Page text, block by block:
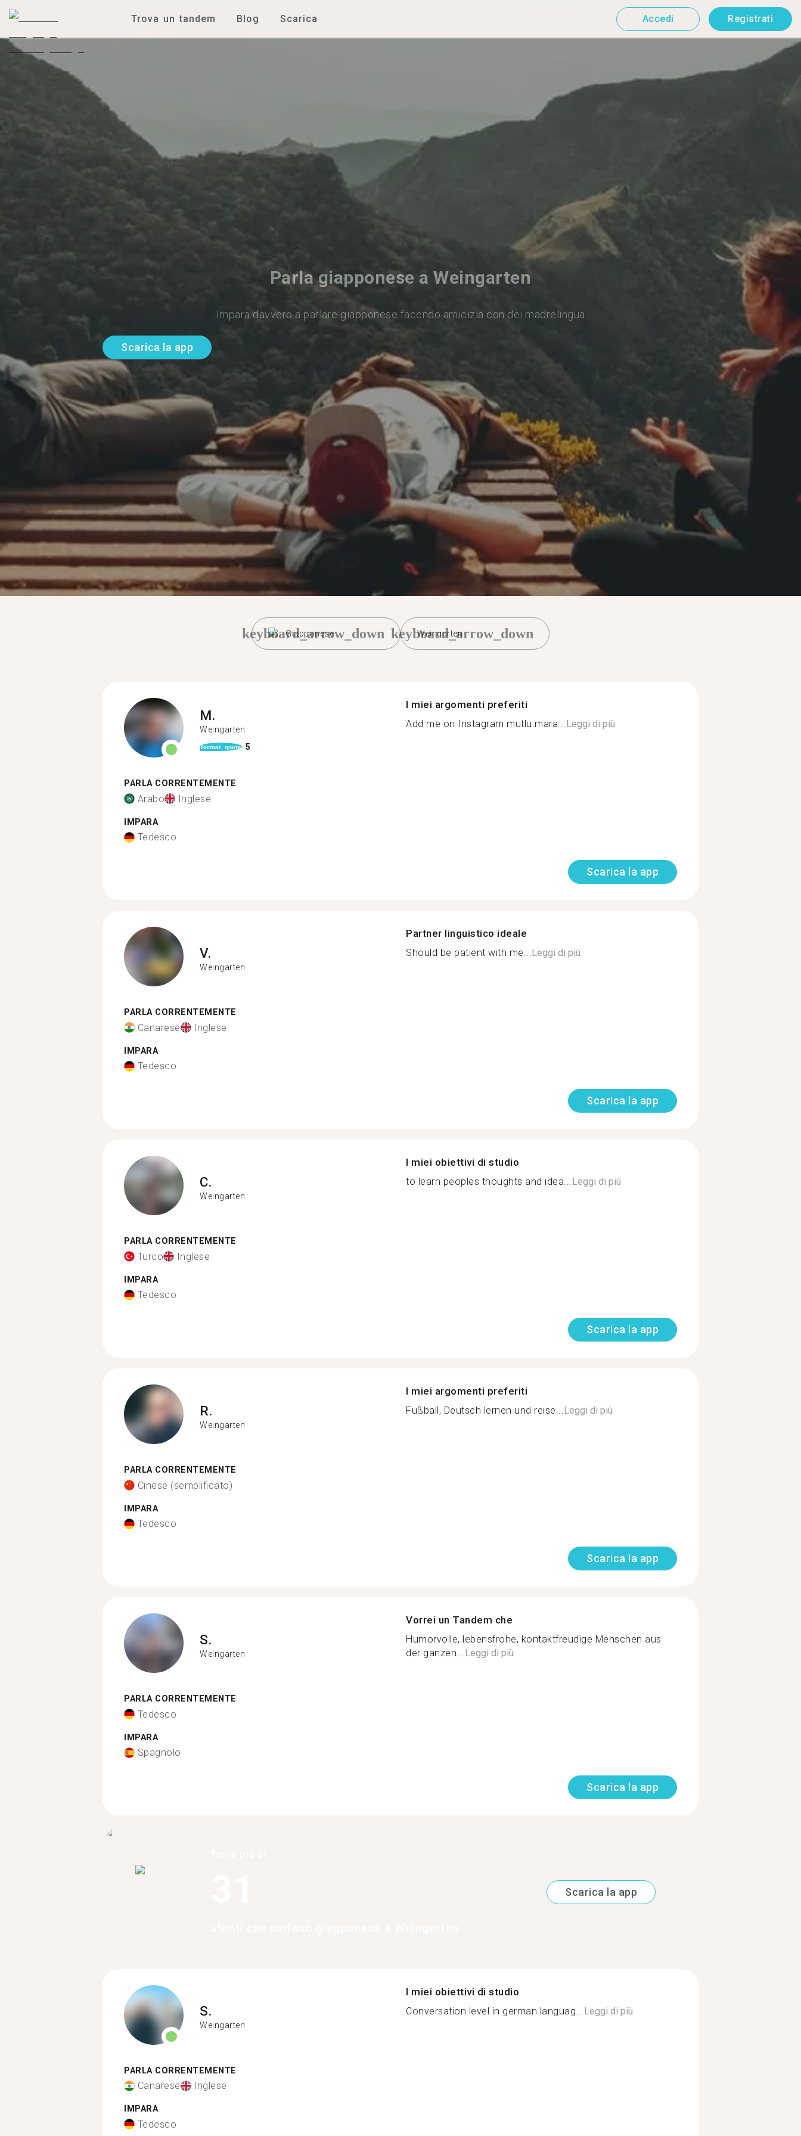
Trova un tandem Blog Scarica Accedi Registrati
Parla giapponese a Weingarten
Impara davvero a parlare giapponese facendo amicizia con dei madrelingua
Scarica la app
Giapponese
keyboard_arrow_down Weingarten
keyboard_arrow_down
M.
Weingarten
format_quote 5
PARLA CORRENTEMENTE
Arabo Inglese
IMPARA
Tedesco
I miei argomenti preferiti
Add me on Instagram mutlu.mara...Leggi di più
Scarica la app
V.
Weingarten
PARLA CORRENTEMENTE
Canarese Inglese
IMPARA
Tedesco
Partner linguistico ideale
Should be patient with me...Leggi di più
Scarica la app
C.
Weingarten
PARLA CORRENTEMENTE
Turco Inglese
IMPARA
Tedesco
I miei obiettivi di studio
to learn peoples thoughts and idea...Leggi di più
Scarica la app
R.
Weingarten
PARLA CORRENTEMENTE
Cinese (semplificato)
IMPARA
Tedesco
I miei argomenti preferiti
Fußball, Deutsch lernen und reise...Leggi di più
Scarica la app
S.
Weingarten
PARLA CORRENTEMENTE
Tedesco
IMPARA
Spagnolo
Vorrei un Tandem che
Humorvolle, lebensfrohe, kontaktfreudige Menschen aus
der ganzen...Leggi di più
Scarica la app
Scarica la app
S.
Weingarten
PARLA CORRENTEMENTE
Canarese Inglese
IMPARA
Tedesco
I miei obiettivi di studio
Conversation level in german languag... Leggi di più